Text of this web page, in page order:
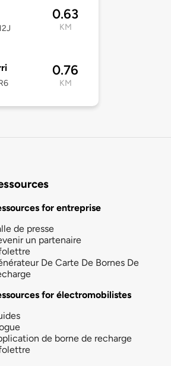
0.63
KM
0.76
KM
for entreprise
de presse
un partenaire
De Carte De Bornes De
for électromobilistes
de borne de recharge